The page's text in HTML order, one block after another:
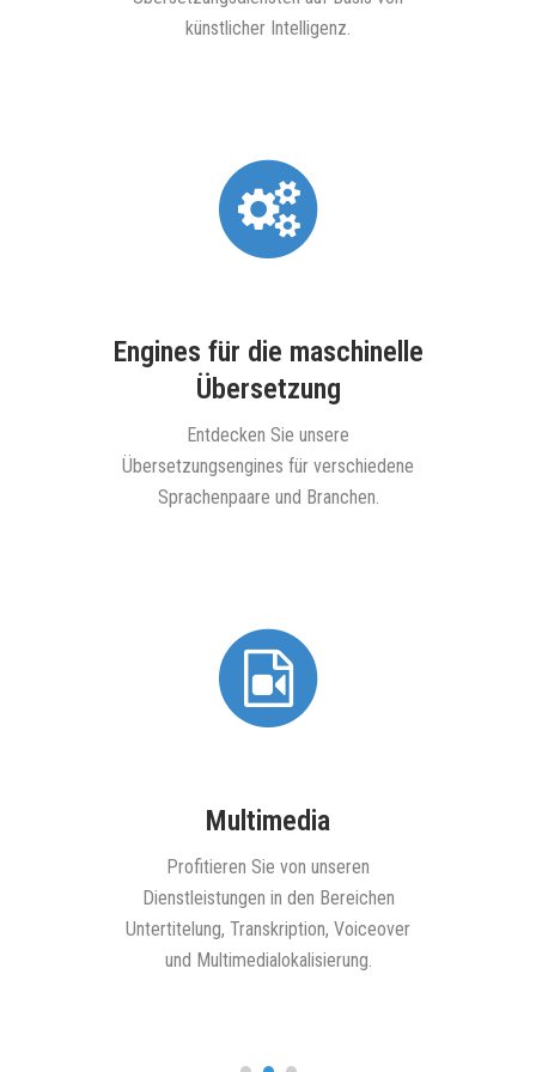
künstlicher Intelligenz.
Engines für die maschinelle
Übersetzung
Entdecken Sie unsere
Übersetzungsengines für verschiedene
Sprachenpaare und Branchen.
Multimedia
Profitieren Sie von unseren
Dienstleistungen in den Bereichen
Untertitelung, Transkription, Voiceover
und Multimedialokalisierung.